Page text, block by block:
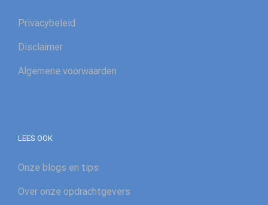
Privacybeleid
Disclaimer
Algemene voorwaarden
LEES OOK
Onze blogs en tips
Over onze opdrachtgevers